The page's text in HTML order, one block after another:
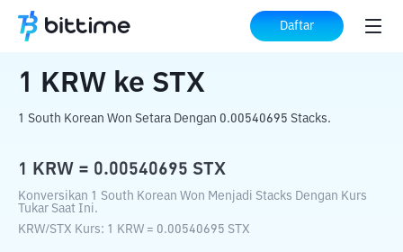
Daftar
Beranda Konverter Kripto ke STX
1 KRW ke STX
1 South Korean Won Setara Dengan 0.00540695 Stacks.
1 KRW = 0.00540695 STX
Konversikan 1 South Korean Won Menjadi Stacks Dengan Kurs
Tukar Saat Ini.
KRW/STX Kurs: 1 KRW = 0.00540695 STX